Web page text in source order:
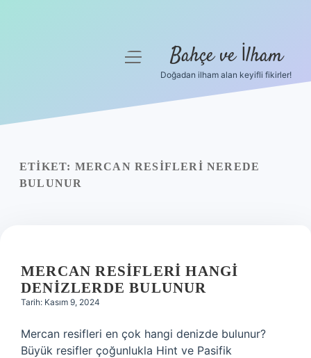
Yasal Uyarı
menüyü
Bahçe ve İlham
Doğadan ilham alan keyifli fikirler!
ETIKET: MERCAN RESIFLERI NEREDE
BULUNUR
MERCAN RESIFLERI HANGI
DENIZLERDE BULUNUR
Tarih: Kasım 9, 2024
Mercan resifleri en çok hangi denizde bulunur?
Büyük resifler çoğunlukla Hint ve Pasifik